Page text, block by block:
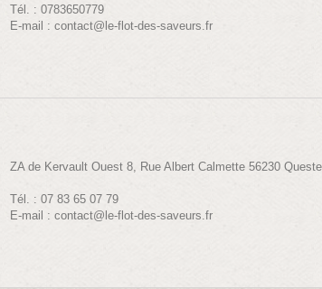
Tél. : 0783650779
E-mail : contact@le-flot-des-saveurs.fr
ZA de Kervault Ouest 8, Rue Albert Calmette 56230
Tél. : 07 83 65 07 79
E-mail : contact@le-flot-des-saveurs.fr